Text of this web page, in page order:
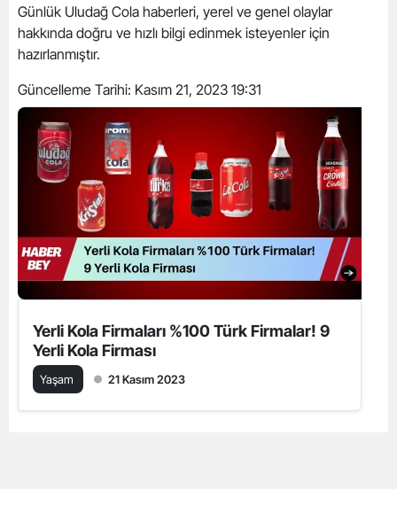
Günlük Uludağ Cola haberleri, yerel ve genel olaylar
hakkında doğru ve hızlı bilgi edinmek isteyenler için
hazırlanmıştır.
Güncelleme Tarihi: Kasım 21, 2023 19:31
Yerli Kola Firmaları %100 Türk Firmalar! 9
Yerli Kola Firması
Yaşam 21 Kasım 2023